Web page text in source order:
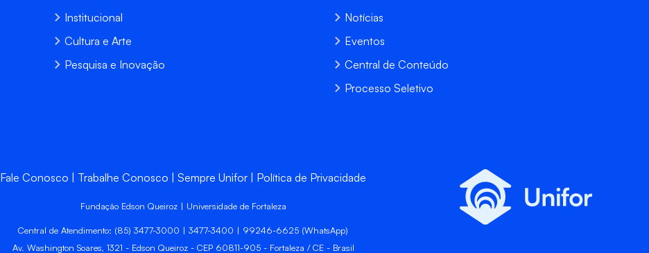
Institucional
Cultura e Arte
Pesquisa e Inovação
Notícias
Eventos
Central de Conteúdo
Processo Seletivo
Fale Conosco Trabalhe Conosco Sempre Unifor Política de Privacidade
Fundação Edson Queiroz | Universidade de Fortaleza
Central de Atendimento: (85) 3477-3000 | 3477-3400 | 99246-6625 (WhatsApp)
Av. Washington Soares, 1321 - Edson Queiroz - CEP 60811-905 - Fortaleza / CE - Brasil